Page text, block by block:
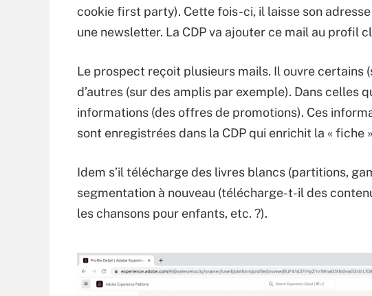
cookie first party). Cette fois-ci, il laisse son
une newsletter. La CDP va ajouter ce mail au profil
Le prospect reçoit plusieurs mails. Il ouvre certains
d’autres (sur des amplis par exemple). Dans celles
informations (des offres de promotions). Ces
sont enregistrées dans la CDP qui enrichit la « fiche
Idem s’il télécharge des livres blancs (partitions,
segmentation à nouveau (télécharge-t-il des
les chansons pour enfants, etc. ?).